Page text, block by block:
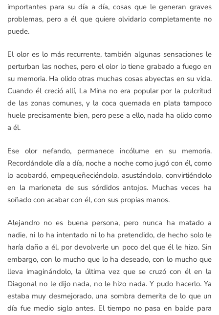
importantes para su día a día, cosas que le generan graves
problemas, pero a él que quiere olvidarlo completamente no
puede.
El olor es lo más recurrente, también algunas sensaciones le
perturban las noches, pero el olor lo tiene grabado a fuego en
su memoria. Ha olido otras muchas cosas abyectas en su vida.
Cuando él creció allí, La Mina no era popular por la pulcritud
de las zonas comunes, y la coca quemada en plata tampoco
huele precisamente bien, pero pese a ello, nada ha olido como
a él.
Ese olor nefando, permanece incólume en su memoria.
Recordándole día a día, noche a noche como jugó con él, como
lo acobardó, empequeñeciéndolo, asustándolo, convirtiéndolo
en la marioneta de sus sórdidos antojos. Muchas veces ha
soñado con acabar con él, con sus propias manos.
Alejandro no es buena persona, pero nunca ha matado a
nadie, ni lo ha intentado ni lo ha pretendido, de hecho solo le
haría daño a él, por devolverle un poco del que él le hizo. Sin
embargo, con lo mucho que lo ha deseado, con lo mucho que
lleva imaginándolo, la última vez que se cruzó con él en la
Diagonal no le dijo nada, no le hizo nada. Y pudo hacerlo. Ya
estaba muy desmejorado, una sombra demerita de lo que un
día fue medio siglo antes. El tiempo no pasa en balde para